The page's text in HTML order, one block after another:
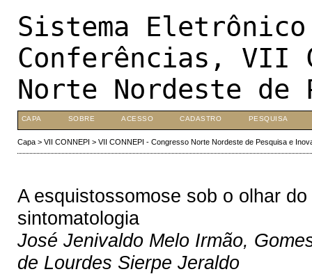
Sistema
Conferências, VII
Norte Nordeste de
CAPA SOBRE ACESSO CADASTRO PESQUISA
Capa> VII CONNEPI > VII CONNEPI - Congresso Norte Nordeste de Pesquisa e
A esquistossomose sob o olhar
sintomatologia
José Jenivaldo Melo Irmão,
de Lourdes Sierpe Jeraldo